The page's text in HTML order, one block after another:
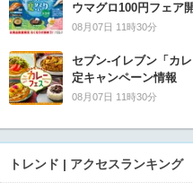
ウマグロ100円フェア
08月07日 11時30分
セブン‐イレブン「カ
定キャンペーン情報
08月07日 11時30分
トレンド | アクセスランキング